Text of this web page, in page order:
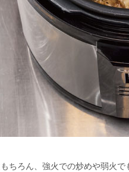
ちろん、強火での炒めや弱火